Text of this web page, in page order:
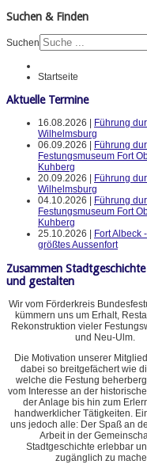
Suchen & Finden
Suchen
Startseite
Aktuelle Termine
16.08.2026 |
Führung
Wilhelmsburg
06.09.2026 |
Führung
Festungsmuseum Fort
Kuhberg
20.09.2026 |
Führung
Wilhelmsburg
04.10.2026 |
Führung
Festungsmuseum Fort
Kuhberg
25.10.2026 |
Fort Albeck
größtes Aussenfort
Zusammen
und gestalten
Wir vom Förderkreis
kümmern uns um Erhalt,
Rekonstruktion vieler
und Neu-Ulm.
Die Motivation unserer
dabei so breitgefächert wie
welche die Festung
vom Interesse an der
der Anlage bis hin zum
handwerklicher Tätigkeiten.
uns jedoch alle: Der Spaß an
Arbeit in der
Stadtgeschichte erlebbar
zugänglich zu